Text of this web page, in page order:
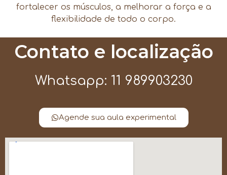
fortalecer os músculos, a melhorar a força e a
flexibilidade de todo o corpo.
Contato e localização
Whatsapp: 11 989903230
Agende sua aula experimental